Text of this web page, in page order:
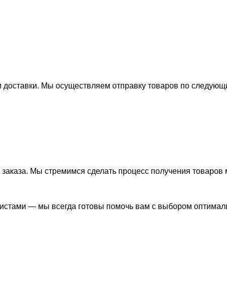
Мы осуществляем отправку товаров по
Мы стремимся сделать процесс получения
— мы всегда готовы помочь вам с выбором